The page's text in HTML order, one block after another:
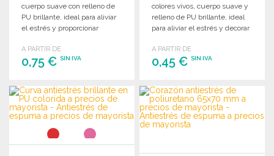
cuerpo suave con relleno de
PU brillante, ideal para aliviar
el estrés y proporcionar
A PARTIR DE
0,75 € SIN IVA
PEDIR
Solicitar un presupuesto
colores vivos, cuerpo suave y
relleno de PU brillante, ideal
para aliviar el estrés y decorar
A PARTIR DE
0,45 €SIN IVA
PEDIR
Solicitar un presupuesto